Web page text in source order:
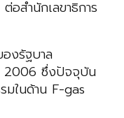
สำนักเลขาธิการ
งรัฐบาล
2006 ซึ่งปัจจุบัน
มในด้าน F-gas